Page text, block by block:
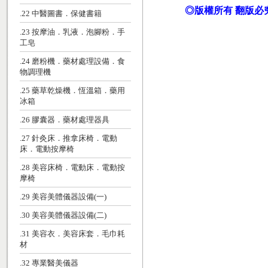
.22 中醫圖書．保健書籍
.23 按摩油．乳液．泡腳粉．手
工皂
.24 磨粉機．藥材處理設備．食
物調理機
.25 藥草乾燥機．恆溫箱．藥用
冰箱
.26 膠囊器．藥材處理器具
.27 針灸床．推拿床椅．電動
床．電動按摩椅
.28 美容床椅．電動床．電動按
摩椅
.29 美容美體儀器設備(一)
.30 美容美體儀器設備(二)
.31 美容衣．美容床套．毛巾耗
材
.32 專業醫美儀器
◎版權所有 翻版